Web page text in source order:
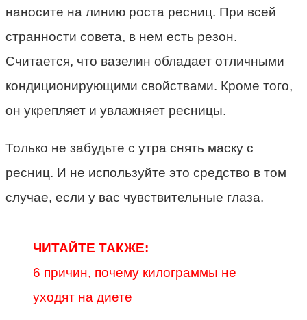
наносите на линию роста ресниц. При всей
странности совета, в нем есть резон.
Считается, что вазелин обладает отличными
кондиционирующими свойствами. Кроме того,
он укрепляет и увлажняет ресницы.
Только не забудьте с утра снять маску с
ресниц. И не используйте это средство в том
случае, если у вас чувствительные глаза.
ЧИТАЙТЕ ТАКЖЕ:
6 причин, почему килограммы не
уходят на диете